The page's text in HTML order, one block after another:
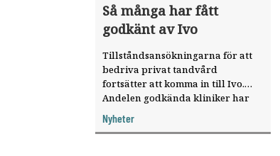
Så många har fått
godkänt av Ivo
Tillståndsansökningarna för att
bedriva privat tandvård
fortsätter att komma in till Ivo.
Andelen godkända kliniker har
Nyheter